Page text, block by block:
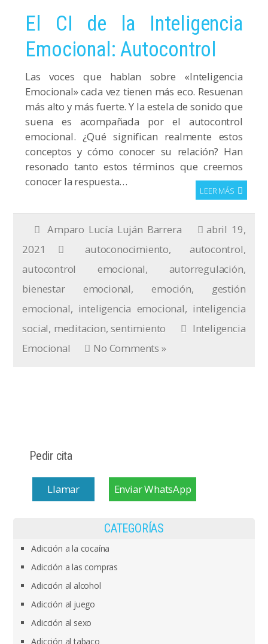
El CI de la Inteligencia
Emocional: Autocontrol
Las voces que hablan sobre «Inteligencia
Emocional» cada vez tienen más eco. Resuenan
más alto y más fuerte. Y la estela de sonido que
suena es acompañada por el autocontrol
emocional. ¿Qué significan realmente estos
conceptos y cómo conocer su relación? Han
resonado tanto estos términos que creemos
conocer la respuesta…
LEER MÁS
Amparo Lucía Luján Barrera
abril 19,
2021
autoconocimiento, autocontrol,
autocontrol emocional, autorregulación,
bienestar emocional,emoción, gestión
emocional, inteligencia emocional, inteligencia
social, meditacion,sentimiento
Inteligencia
Emocional
No Comments »
Pedir cita
Llamar Enviar WhatsApp
CATEGORÍAS
Adicción a la cocaína
Adicción a las compras
Adicción al alcohol
Adicción al juego
Adicción al sexo
Adicción al tabaco